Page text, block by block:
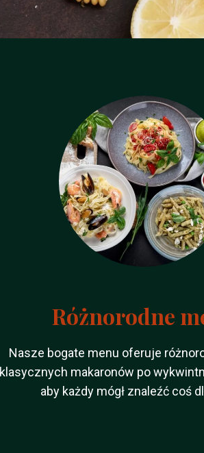
Różnorodne
Nasze bogate menu oferuje
klasycznych makaronów po
aby każdy mógł znaleźć coś